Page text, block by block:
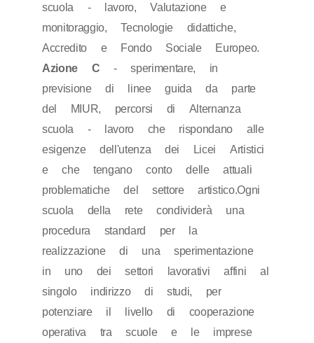
scuola - lavoro, Valutazione e
monitoraggio, Tecnologie didattiche,
Accredito e Fondo Sociale Europeo.
Azione C - sperimentare, in
previsione di linee guida da parte
del MIUR, percorsi di Alternanza
scuola - lavoro che rispondano alle
esigenze dell'utenza dei Licei Artistici
e che tengano conto delle attuali
problematiche del settore artistico.Ogni
scuola della rete condividerà una
procedura standard per la
realizzazione di una sperimentazione
in uno dei settori lavorativi affini al
singolo indirizzo di studi, per
potenziare il livello di cooperazione
operativa tra scuole e le imprese